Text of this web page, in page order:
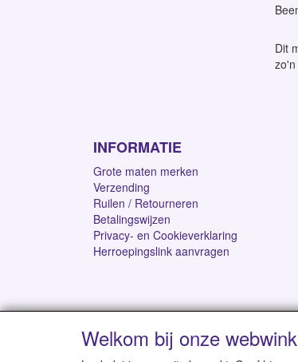
Dit
INFORMATIE
Grote maten merken
Verzending
Ruilen / Retourneren
Betalingswijzen
Privacy- en Cookieverklaring
Herroepingslink aanvragen
Welkom bij onze